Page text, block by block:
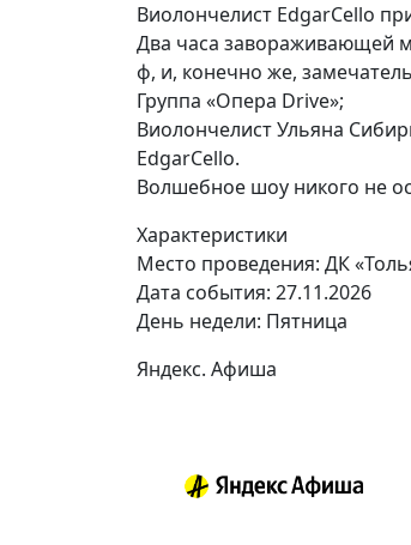
Виолончелист EdgarCello
Два часа завораживающей
ф, и, конечно же,
Группа «Опера Drive»;
Виолончелист Ульяна
EdgarCello.
Волшебное шоу никого не
Характеристики
Место проведения: ДК
Дата события: 27.11.2026
День недели: Пятница
Яндекс. Афиша